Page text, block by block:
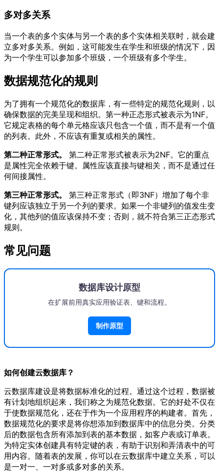
多对多关系
当一个表的多个实体与另一个表的多个实体相关联时，就会建
立多对多关系。例如，这可能发生在学生和班级的情况下，因
为一个学生可以参加多个班级，一个班级有多个学生。
数据规范化的规则
为了拥有一个规范化的数据库，有一些特定的规范化规则，以
确保数据的完美呈现和组织。第一种正态形式被表示为1NF。
它规定表格的每个单元格应该只包含一个值，而不是有一个值
的列表。此外，不应该有重复或相关的属性。
第二种正常形式。
第二种正常形式被表示为2NF。它的重点
是属性完全依赖于键。属性应该直接与键相关，而不是通过任
何间接属性。
第三种正常形式。
第三种正常形式（即3NF）增加了每个非
键列应该独立于另一个列的要求。如果一个非键列的值发生变
化，其他列的值应该保持不变；否则，就不符合第三正态形式
规则。
常见问题
数据库设计原型
在扩展前用真实应用验证表、键和流程。
制作原型
如何创建云数据库？
云数据库建设是将数据标准化的过程。通过这个过程，数据被
有计划地组织起来，我们称之为规范化数据。它的好处不仅在
于使数据规范化，还在于作为一个应用程序的构建者。首先，
数据规范化的要求是将你想添加到数据库中的信息分类。分类
后的数据包含所有添加到表的基本数据，如客户表或订单表。
为特定实体创建具有特定键的表，有助于识别和弄清表中的可
用内容。随着表的发展，你可以在云数据库中建立关系，可以
是一对一、一对多或多对多的关系。